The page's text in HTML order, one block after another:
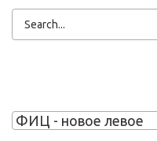
ФОРМА